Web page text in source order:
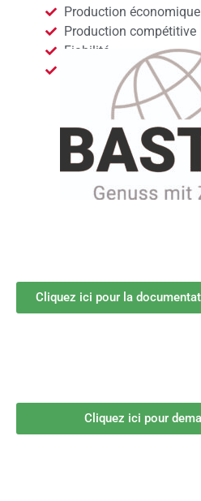
Production économique
Production compétitive
Fiabilité
Compatibilité
Cliquez ici pour la
Cliquez ici pour